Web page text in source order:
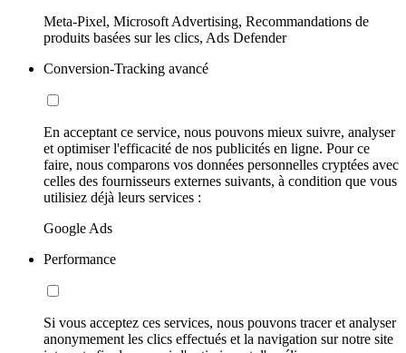
Meta-Pixel, Microsoft Advertising, Recommandations de
produits basées sur les clics, Ads Defender
Conversion-Tracking avancé
En acceptant ce service, nous pouvons mieux suivre, analyser
et optimiser l'efficacité de nos publicités en ligne. Pour ce
faire, nous comparons vos données personnelles cryptées avec
celles des fournisseurs externes suivants, à condition que vous
utilisiez déjà leurs services :
Google Ads
Performance
Si vous acceptez ces services, nous pouvons tracer et analyser
anonymement les clics effectués et la navigation sur notre site